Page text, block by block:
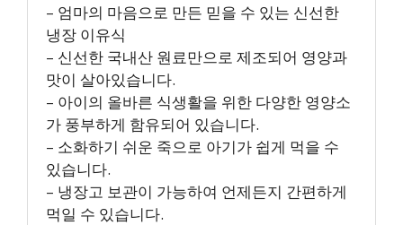
– 엄마의 마음으로 만든 믿을 수 있는 신선한
냉장 이유식
– 신선한 국내산 원료만으로 제조되어 영양과
맛이 살아있습니다.
– 아이의 올바른 식생활을 위한 다양한 영양소
가 풍부하게 함유되어 있습니다.
– 소화하기 쉬운 죽으로 아기가 쉽게 먹을 수
있습니다.
– 냉장고 보관이 가능하여 언제든지 간편하게
먹일 수 있습니다.